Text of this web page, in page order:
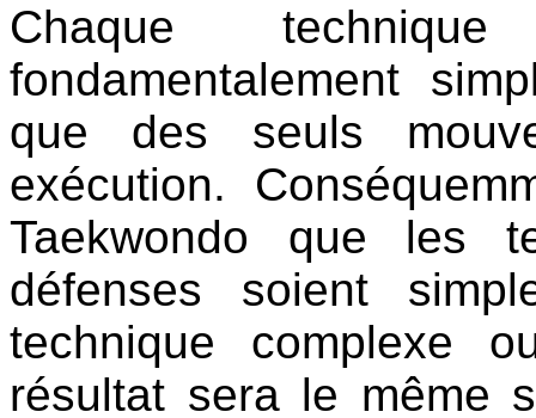
Chaque
fondamentalement
que des seuls
exécution.
Taekwondo que les
défenses soient
technique complexe
résultat sera le même